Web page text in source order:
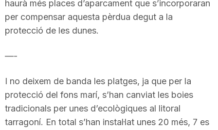
a
g
n
haurà més places d’aparcament que s’incorporaran
per compensar aquesta pèrdua degut a la
protecció de les dunes.
—-
I no deixem de banda les platges, ja que per la
protecció del fons marí, s’han canviat les boies
tradicionals per unes d’ecològiques al litoral
tarragoní. En total s’han instal·lat unes 20 més, 7 es